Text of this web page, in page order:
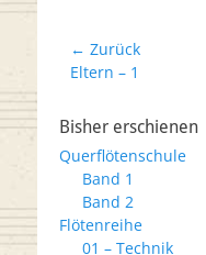
Beitrags-
Navigation
← Zurück
Vorheriger
Eltern – 1
Bisher erschienen
Querflötenschule
Band 1
Band 2
Flötenreihe
01 – Technik